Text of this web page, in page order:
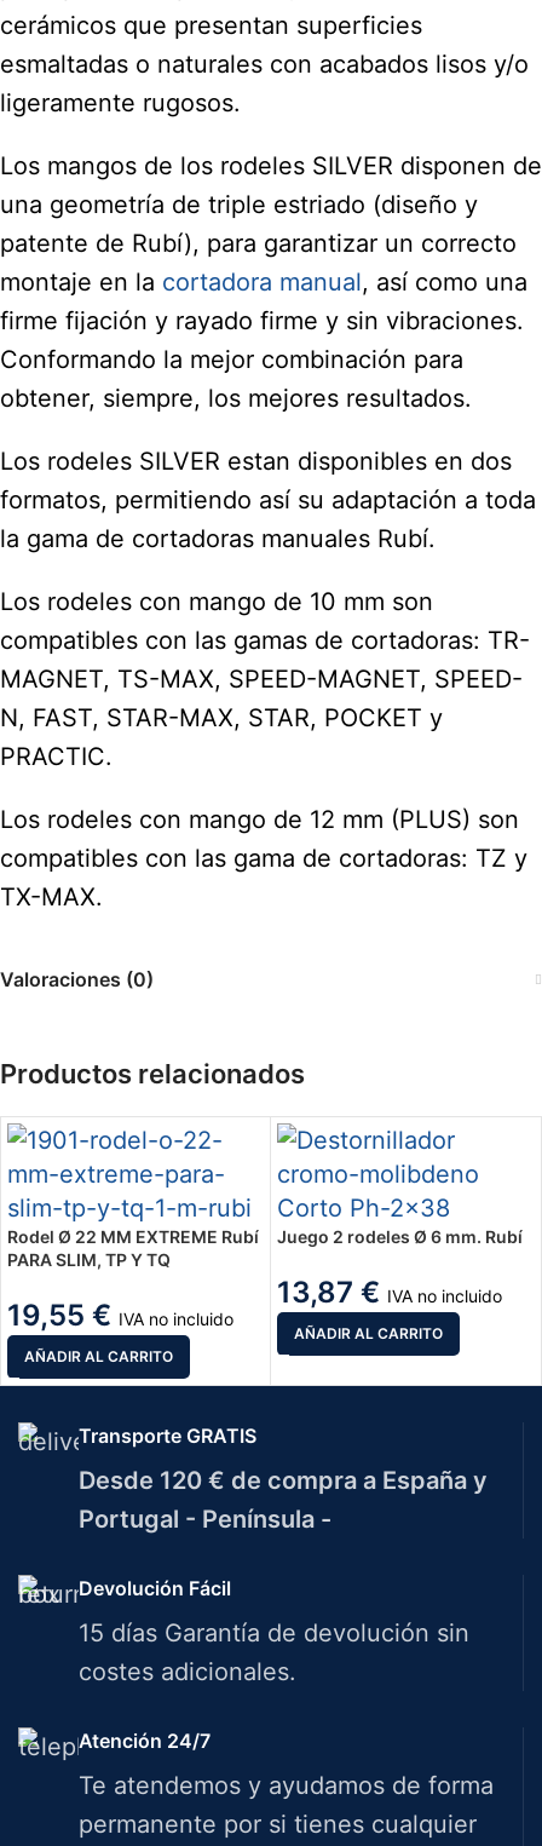
cerámicos que presentan superficies
esmaltadas o naturales con acabados lisos y/o
ligeramente rugosos.
Los mangos de los rodeles SILVER disponen de
una geometría de triple estriado (diseño y
patente de Rubí), para garantizar un correcto
montaje en la cortadora manual, así como una
firme fijación y rayado firme y sin vibraciones.
Conformando la mejor combinación para
obtener, siempre, los mejores resultados.
Los rodeles SILVER estan disponibles en dos
formatos, permitiendo así su adaptación a toda
la gama de cortadoras manuales Rubí.
Los rodeles con mango de 10 mm son
compatibles con las gamas de cortadoras: TR-
MAGNET, TS-MAX, SPEED-MAGNET, SPEED-
N, FAST, STAR-MAX, STAR, POCKET y
PRACTIC.
Los rodeles con mango de 12 mm (PLUS) son
compatibles con las gama de cortadoras: TZ y
TX-MAX.
Valoraciones (0)
Productos relacionados
Rodel Ø 22 MM EXTREME Rubí
PARA SLIM, TP Y TQ
19,55 € IVA no incluido
AÑADIR AL CARRITO
Juego 2 rodeles Ø 6 mm. Rubí
13,87 € IVA no incluido
AÑADIR AL CARRITO
Transporte GRATIS
Desde 120 € de compra a España y
Portugal - Península -
Devolución Fácil
15 días Garantía de devolución sin
costes adicionales.
Atención 24/7
Te atendemos y ayudamos de forma
permanente por si tienes cualquier